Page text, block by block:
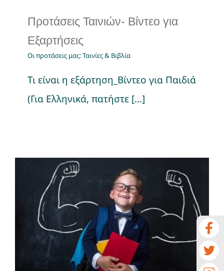
Προτάσεις Ταινιών- Βίντεο για
Εξαρτήσεις
Οι προτάσεις μας: Ταινίες & Βιβλία
Τι είναι η εξάρτηση_Βίντεο για Παιδιά
(Για Ελληνικά, πατήστε [...]
Προτάσεις Βιβλίων για τις
Εξαρτήσεις
Οι προτάσεις μας: Ταινίες & Βιβλία